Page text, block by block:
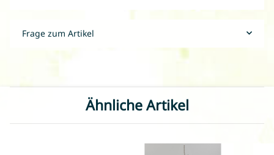
Frage zum Artikel
Ähnliche Artikel